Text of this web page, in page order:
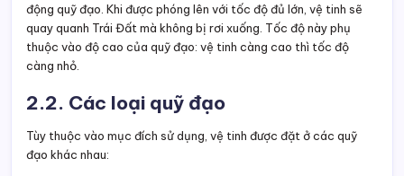
động quỹ đạo. Khi được phóng lên với tốc độ đủ lớn, vệ tinh sẽ
quay quanh Trái Đất mà không bị rơi xuống. Tốc độ này phụ
thuộc vào độ cao của quỹ đạo: vệ tinh càng cao thì tốc độ
càng nhỏ.
2.2. Các loại quỹ đạo
Tùy thuộc vào mục đích sử dụng, vệ tinh được đặt ở các quỹ
đạo khác nhau: